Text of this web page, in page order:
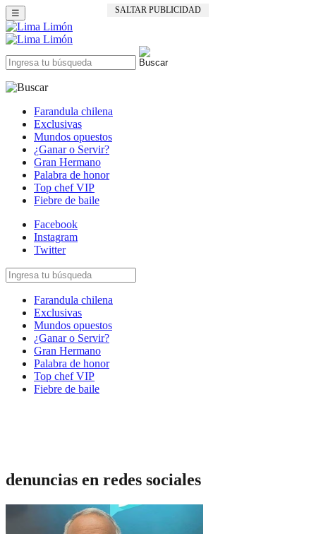
SALTAR PUBLICIDAD
☰
Farandula chilena
Exclusivas
Mundos opuestos
¿Ganar o Servir?
Gran Hermano
Palabra de honor
Top chef VIP
Fiebre de baile
Facebook
Instagram
Twitter
Farandula chilena
Exclusivas
Mundos opuestos
¿Ganar o Servir?
Gran Hermano
Palabra de honor
Top chef VIP
Fiebre de baile
denuncias en redes sociales